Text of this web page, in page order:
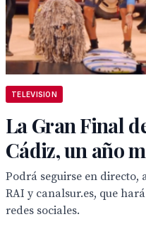
TELEVISION
La Gran Final
Cádiz, un año
Podrá seguirse en directo,
RAI y canalsur.es, que
redes sociales.